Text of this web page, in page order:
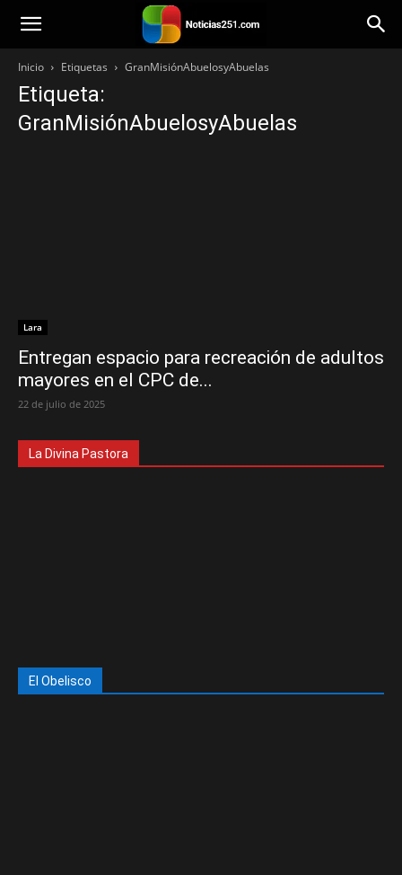
Noticias251
Inicio Etiquetas GranMisiónAbuelosyAbuelas
Etiqueta:
GranMisiónAbuelosyAbuelas
Lara
Entregan espacio para recreación de adultos
mayores en el CPC de...
22 de julio de 2025
La Divina Pastora
El Obelisco